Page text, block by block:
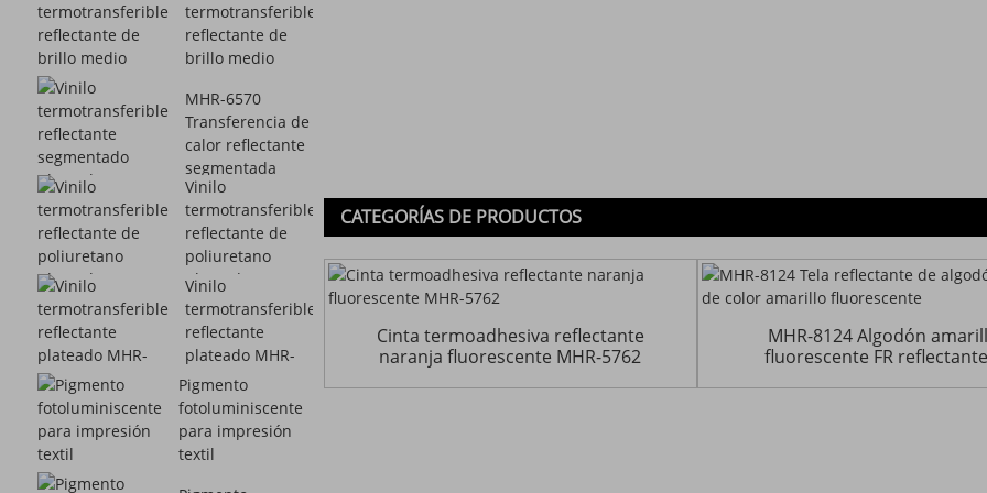
termotransferible
reflectante de
brillo medio
MHR-6570
Transferencia de
calor reflectante
segmentada
plateada V...
Vinilo
termotransferible
reflectante de
poliuretano
plateado MHR-
6377
Vinilo
termotransferible
reflectante
plateado MHR-
6371
Pigmento
fotoluminiscente
para impresión
textil
CATEGORÍAS DE PRODUCTOS
Cinta termoadhesiva reflectante
naranja fluorescente MHR-5762
MHR-8124 Algodón
fluorescente FR